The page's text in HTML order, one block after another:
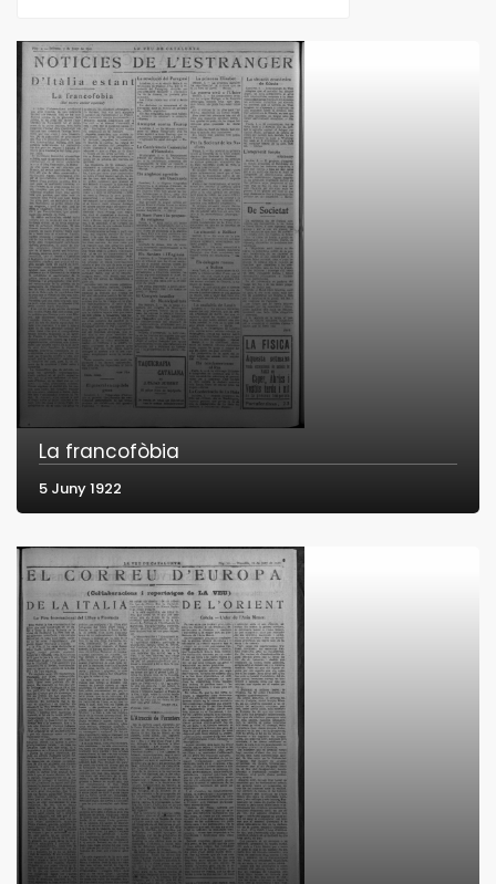
La francofòbia
5 Juny 1922